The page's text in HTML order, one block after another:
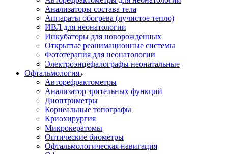
Анализаторы состава тела
Аппараты обогрева (лучистое тепло)
ИВЛ для неонатологии
Инкубаторы для новорожденных
Открытые реанимационные системы
Фототерапия для неонатологии
Электроэнцефалографы неонатальные
Офтальмология
Авторефрактометры
Анализатор зрительных функций
Диоптриметры
Корнеальные топографы
Криохирургия
Микрокератомы
Оптические биометры
Офтальмологическая навигация